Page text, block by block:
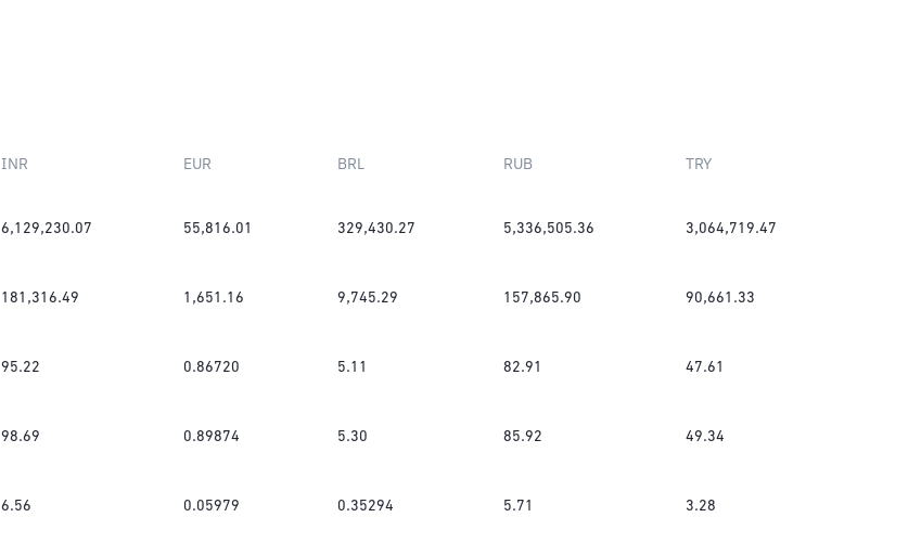
INR EUR BRL RUB TRY
6,129,230.07 55,816.01 329,430.27 5,336,505.36 3,064,719.47
181,316.49 1,651.16 9,745.29 157,865.90 90,661.33
95.22 0.86720 5.11 82.91 47.61
98.69 0.89874 5.30 85.92 49.34
6.56 0.05979 0.35294 5.71 3.28